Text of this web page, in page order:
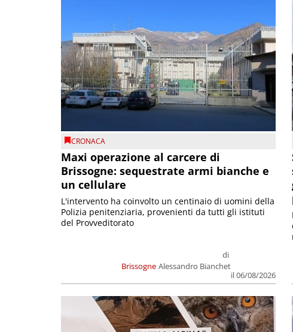
CRONACA
Maxi operazione al carcere di
Brissogne: sequestrate armi bianche e
un cellulare
Brissogne
di
Alessandro Bianchet
il 06/08/2026
L'intervento ha coinvolto un centinaio di uomini della
Polizia penitenziaria, provenienti da tutti gli istituti
del Provveditorato